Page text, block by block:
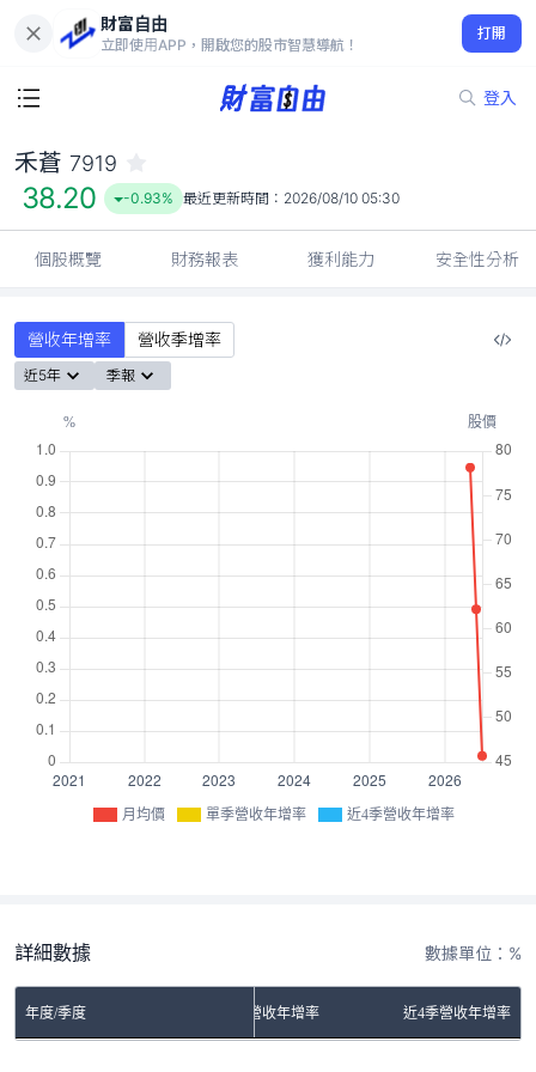
財富自由
立即使用APP，開啟您的股市智慧導航！
打開
登入
38.20
-0.93%
禾蒼 7919
38.20 -0.93% 最近更新時間： 2026/08/10 05:30
個股概覽 財務報表 獲利能力 安全性分析
營收年增率 營收季增率
近5年 季報
月均價 單季營收年增率 近4季營收年增率
詳細數據 數據單位：%
年度/季度 單季營收年增率 近4季營收年增率